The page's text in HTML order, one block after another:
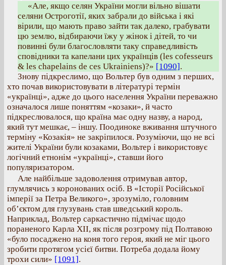
«Але, якщо селян України могли вільно вішати
селяни Остроготії, яких забрали до війська і які
вірили, що мають право зайти так далеко, грабувати
цю землю, відбираючи їжу у жінок і дітей, то чи
повинні були благословляти таку справедливість
сповідники та капелани цих українців (les cofesseurs
& les chapelains de ces Ukrainiens)?» [1090].
Знову підкреслимо, що Вольтер був одним з перших,
хто почав використовувати в літературі термін
«українці», адже до цього населення України переважно
означалося лише поняттям «козаки», й часто
підкреслювалося, що країна має одну назву, а народ,
який тут мешкає, – іншу. Поодиноке вживання штучного
терміну «Козакія» не закріпилося. Розуміючи, що не всі
жителі України були козаками, Вольтер і використовує
логічний етнонім «українці», ставши його
популяризатором.
Але найбільше задоволення отримував автор,
глумлячись з коронованих осіб. В «Історії Російської
імперії за Петра Великого», зрозуміло, головним
об’єктом для глузувань став шведський король.
Наприклад, Вольтер саркастично підмічає щодо
пораненого Карла ХІІ, як після розгрому під Полтавою
«було посаджено на коня того героя, який не міг цього
зробити протягом усієї битви. Потреба додала йому
трохи сили» [1091].